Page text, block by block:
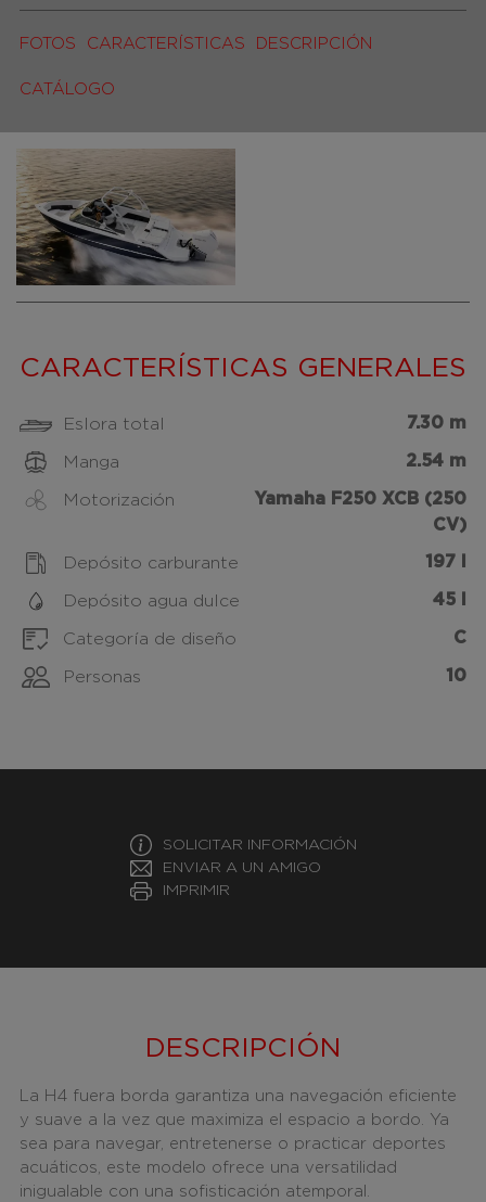
FOTOS CARACTERÍSTICAS DESCRIPCIÓN
CATÁLOGO
CARACTERÍSTICAS GENERALES
Eslora total 7.30 m
Manga 2.54 m
Motorización
Yamaha F250 XCB (250
CV)
Depósito carburante 197 l
Depósito agua dulce 45 l
Categoría de diseño C
Personas 10
SOLICITAR INFORMACIÓN
ENVIAR A UN AMIGO
IMPRIMIR
DESCRIPCIÓN
La H4 fuera borda garantiza una navegación eficiente
y suave a la vez que maximiza el espacio a bordo. Ya
sea para navegar, entretenerse o practicar deportes
acuáticos, este modelo ofrece una versatilidad
inigualable con una sofisticación atemporal.